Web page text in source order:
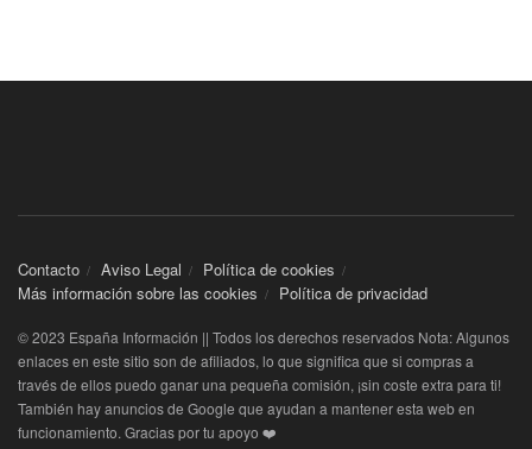
Contacto Aviso Legal
Política de cookies
Más información sobre las cookies
Política de privacidad
© 2023 España Información || Todos los derechos reservados Nota: Algunos
enlaces en este sitio son de afiliados, lo que significa que si compras a
través de ellos puedo ganar una pequeña comisión, ¡sin coste extra para ti!
También hay anuncios de Google que ayudan a mantener esta web en
funcionamiento. Gracias por tu apoyo ❤️